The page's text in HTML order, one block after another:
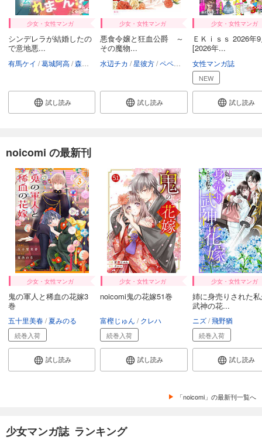
440円 (税込)
カート
試し読み
あらすじを表示する
660円 (税込)
カート
noicomi vol.148
550円 (税込)
カート
試し読み
あらすじを表示する
noicomi vol.147
550円 (税込)
カート
試し読み
noicomi vol.146
カート
660
円 (税込)
少女・女性マンガ
シンデレラが結婚したの
で意地悪...
有馬ケイ 葛城阿高 森原八鹿
試し読み
少女・女性マンガ
悪食令嬢と狂血公爵 ～
その魔物...
水辺チカ 星彼方 ペペロン
試し読み
少女・女性マンガ
ＥＫｉｓｓ 2026年
[2026年...
女性マンガ誌
NEW
試し読み
noicomi の最新刊
少女・女性マンガ
鬼の軍人と稀血の花嫁3
巻
五十里美春 夏みのる
続巻入荷
試し読み
少女・女性マンガ
noicomi鬼の花嫁51巻
富樫じゅん クレハ
続巻入荷
試し読み
少女・女性マンガ
姉に身売りされた
武神の花...
ニズ 飛野猶
続巻入荷
試し読み
「noicomi」の最新刊一覧へ
少女マンガ誌 ランキング